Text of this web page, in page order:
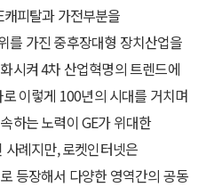
피탈과 가전부분을
를 가진 중후장대형 장치산업을
시켜 4차 산업혁명의 트렌드에
이렇게 100년의 시대를 거치며
하는 노력이 GE가 위대한
사례지만, 로켓인터넷은
등장해서 다양한 영역간의 공동